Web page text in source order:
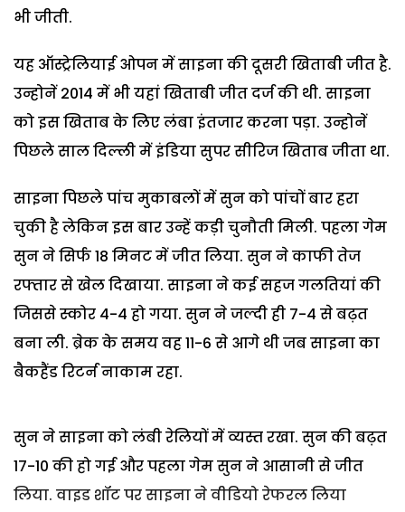
भी जीती.
यह ऑस्ट्रेलियाई ओपन में साइना की दूसरी खिताबी जीत है.
उन्होनें 2014 में भी यहां खिताबी जीत दर्ज की थी. साइना
को इस खिताब के लिए लंबा इंतजार करना पड़ा. उन्होनें
पिछले साल दिल्ली में इंडिया सुपर सीरिज खिताब जीता था.
साइना पिछले पांच मुकाबलों में सुन को पांचों बार हरा
चुकी है लेकिन इस बार उन्हें कड़ी चुनौती मिली. पहला गेम
सुन ने सिर्फ 18 मिनट में जीत लिया. सुन ने काफी तेज
रफ्तार से खेल दिखाया. साइना ने कई सहज गलतियां की
जिससे स्कोर 4-4 हो गया. सुन ने जल्दी ही 7-4 से बढ़त
बना ली. ब्रेक के समय वह 11-6 से आगे थी जब साइना का
बैकहैंड रिटर्न नाकाम रहा.
सुन ने साइना को लंबी रेलियों में व्यस्त रखा. सुन की बढ़त
17-10 की हो गई और पहला गेम सुन ने आसानी से जीत
लिया. वाइड शॉट पर साइना ने वीडियो रेफरल लिया